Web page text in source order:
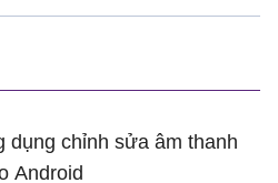
dụng chỉnh sửa âm thanh
Android